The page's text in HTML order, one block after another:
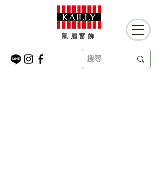
凱麗窗飾